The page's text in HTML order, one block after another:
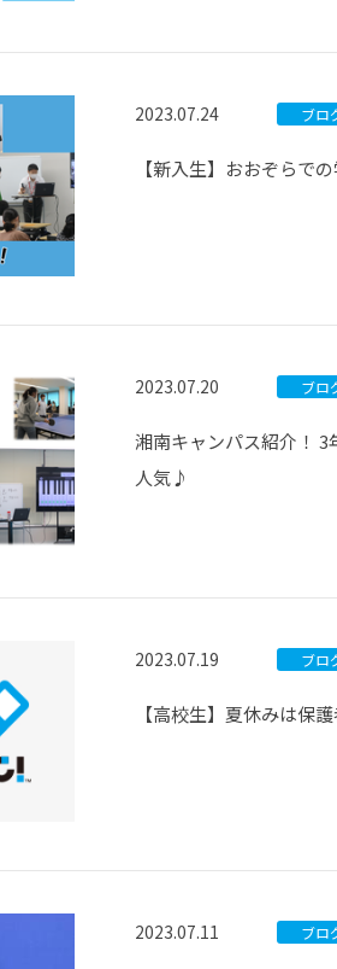
2023.07.24 ブロ
【新入生】おおぞらで
2023.07.20 ブロ
湘南キャンパス紹介！
人気♪
2023.07.19 ブロ
【高校生】夏休みは保
2023.07.11 ブロ